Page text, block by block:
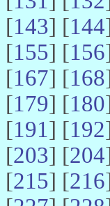
[143] [144
[155] [156
[167] [168
[179] [180
[191] [192
[203] [204
[215] [216